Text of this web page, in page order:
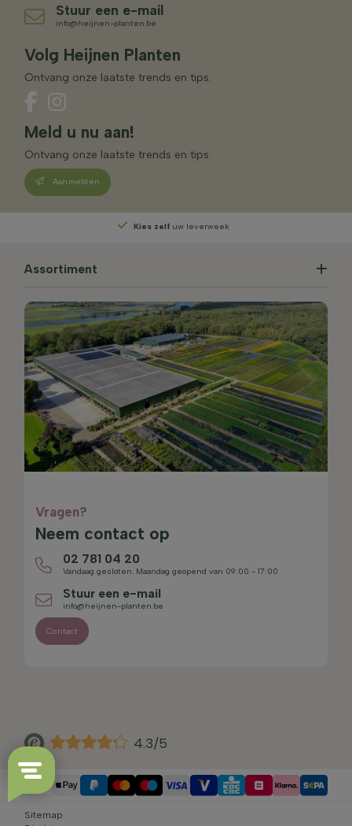
Stuur een e-mail
info@heijnen-planten.be
Volg Heijnen Planten
Ontvang onze laatste trends en tips.
Meld u nu aan!
Ontvang onze laatste trends en tips.
Aanmelden
Kies zelf uw leverweek
Assortiment
Vragen?
Neem contact op
02 781 04 20
Vandaag gesloten. Maandag geopend van 09:00 - 17:00
Stuur een e-mail
info@heijnen-planten.be
Contact
4.3/5
Sitemap